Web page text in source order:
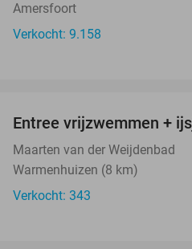
Amersfoort
Verkocht: 9.158
Entree vrijzwemmen +
Maarten van der Weijdenbad
Warmenhuizen (8 km)
Verkocht: 343